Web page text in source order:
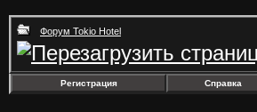
Форум Tokio Hotel
Регистрация Справка